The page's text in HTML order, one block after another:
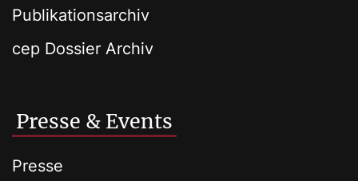
Publikationsarchiv
cep Dossier Archiv
Presse & Events
Presse